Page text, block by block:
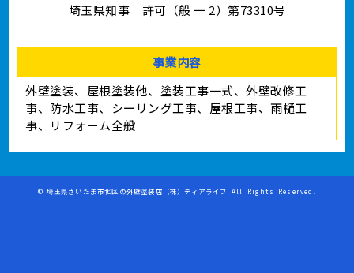
埼玉県知事 許可（般 一 2）第73310号
事業内容
外壁塗装、屋根塗装他、塗装工事⼀式、外壁改修工
事、防水工事、シーリング工事、屋根工事、雨樋工
事、リフォーム全般
© 埼玉県さいたま市北区の外壁塗装店（株）ディアライフ All Rights Reserved.